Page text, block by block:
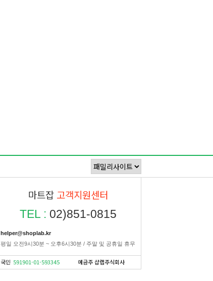
마트잡 고객지원센터
TEL : 02)851-0815
helper@shoplab.kr
평일 오전9시30분 ~ 오후6시30분 / 주말 및 공휴일 휴무
국민 591901-01-593345 예금주 샵랩주식회사